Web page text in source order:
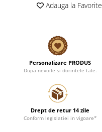
Adauga la Favorite
Personalizare PRODUS
Dupa nevoile si dorintele tale.
Drept de retur 14 zile
Conform legislatiei in vigoare*